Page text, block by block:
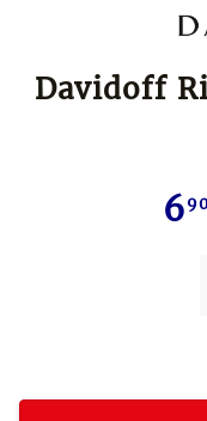
Davidoff
6